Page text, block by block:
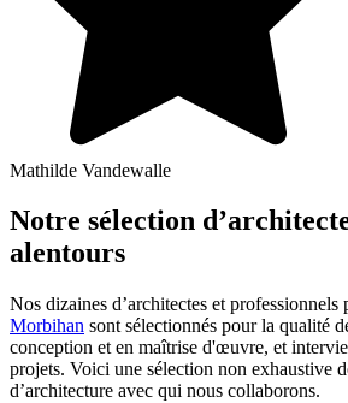
Mathilde Vandewalle
Notre sélection
alentours
Nos dizaines d’architectes et professionnels
Morbihan sont sélectionnés pour la qualité
conception et en maîtrise d'œuvre, et
projets. Voici une sélection non exhaustive
d’architecture avec qui nous collaborons.